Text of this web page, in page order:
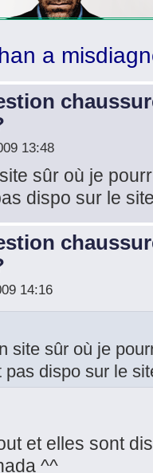
a
13:48
sûr où je
dispo sur le
14:16
site sûr où je
dispo sur le
et elles sont
^^